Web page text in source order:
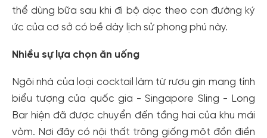
thể dùng bữa sau khi đi bộ dọc theo con đường ký
ức của cơ sở có bề dày lịch sử phong phú này.
Nhiều sự lựa chọn ăn uống
Ngôi nhà của loại cocktail làm từ rượu gin mang tính
biểu tượng của quốc gia - Singapore Sling - Long
Bar hiện đã được chuyển đến tầng hai của khu mái
vòm. Nơi đây có nội thất trông giống một đồn điền